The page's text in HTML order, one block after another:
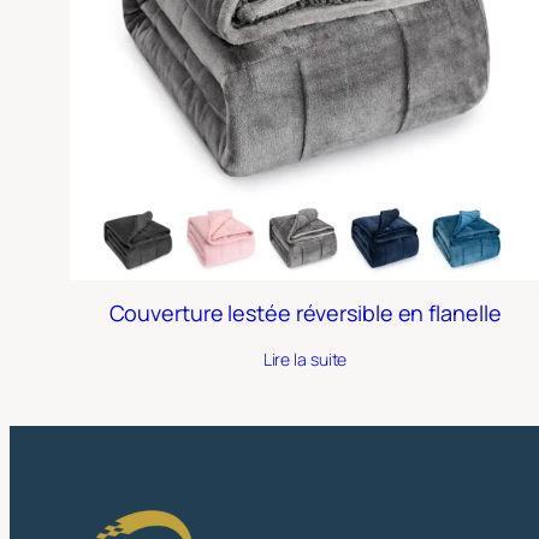
Couverture lestée réversible en flanelle
Lire la suite